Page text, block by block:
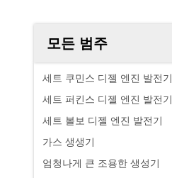
모든 범주
세트 쿠민스 디젤 엔진 발전기
세트 퍼킨스 디젤 엔진 발전기
세트 볼보 디젤 엔진 발전기
가스 생생기
엄청나게 큰 조용한 생성기